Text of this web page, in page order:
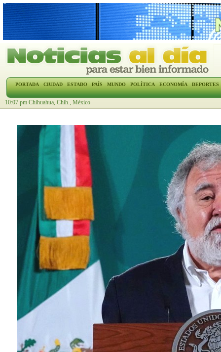
PORTADA CIUDAD ESTADO PAÍS MUNDO POLÍTICA ECONOMÍA DEPORTES
10:07 pm Chihuahua, Chih., México